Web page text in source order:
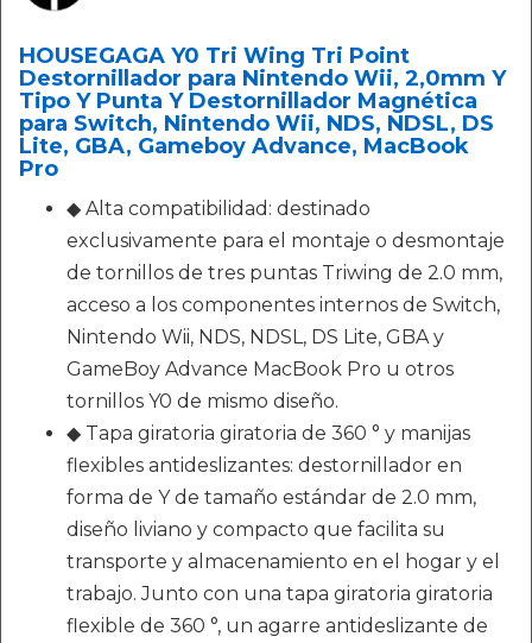
HOUSEGAGA Y0 Tri Wing Tri Point
Destornillador para Nintendo Wii, 2,0mm Y
Tipo Y Punta Y Destornillador Magnética
para Switch, Nintendo Wii, NDS, NDSL, DS
Lite, GBA, Gameboy Advance, MacBook
Pro
◆ Alta compatibilidad: destinado
exclusivamente para el montaje o desmontaje
de tornillos de tres puntas Triwing de 2.0 mm,
acceso a los componentes internos de Switch,
Nintendo Wii, NDS, NDSL, DS Lite, GBA y
GameBoy Advance MacBook Pro u otros
tornillos Y0 de mismo diseño.
◆ Tapa giratoria giratoria de 360 ​​° y manijas
flexibles antideslizantes: destornillador en
forma de Y de tamaño estándar de 2.0 mm,
diseño liviano y compacto que facilita su
transporte y almacenamiento en el hogar y el
trabajo. Junto con una tapa giratoria giratoria
flexible de 360 ​​°, un agarre antideslizante de